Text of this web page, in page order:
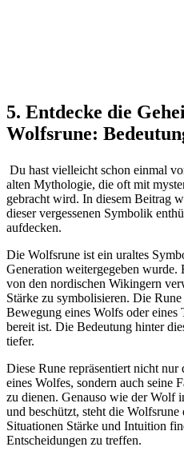
5. Entdecke die
⁢Wolfsrune:
Du hast vielleicht schon einmal
alten Mythologie, die⁣ oft mit
⁣gebracht wird. In diesem Beitrag
dieser vergessenen Symbolik
aufdecken.
⁣Die Wolfsrune ‍ist ein uraltes
Generation weitergegeben wurde.
‍von den⁤ nordischen Wikingern‍
Stärke zu symbolisieren. Die
Bewegung eines ⁤Wolfs oder
bereit ist.⁣ Die Bedeutung hinter⁣
‍tiefer.
‌Diese Rune ⁤repräsentiert nicht
eines Wolfes, sondern auch seine
zu dienen. ​Genauso wie‍ der Wolf
und beschützt, steht ⁤die⁣
Situationen Stärke und Intuition
Entscheidungen‍ zu ⁢treffen.